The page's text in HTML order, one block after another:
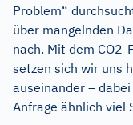
Problem“
über mangelnden
nach. Mit dem
setzen sich wir uns
auseinander –
Anfrage ähnlich viel